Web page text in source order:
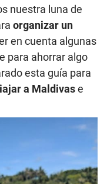
nuestra luna de
organizar un
en cuenta algunas
para ahorrar algo
esta guía para
a Maldivase